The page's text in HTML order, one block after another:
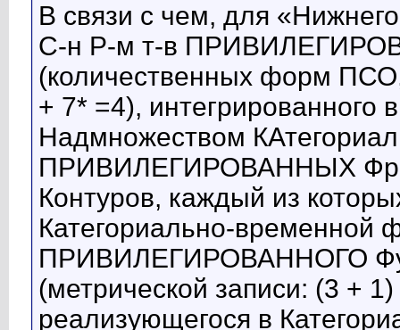
В связи с чем, для
С-н Р-м т-в
(количественных форм
+ 7* =4),
Надмножеством
ПРИВИЛЕГИРОВАННЫХ
Контуров, каждый из
Категориально-временной
ПРИВИЛЕГИРОВАННОГО
(метрической записи: (3 +
реализующегося в